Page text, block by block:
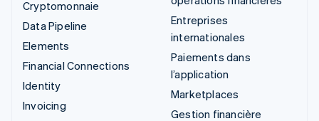
Cryptomonnaie
Data Pipeline
Elements
Financial Connections
Identity
Invoicing
Entreprises
internationales
Paiements dans
l’application
Marketplaces
Gestion financière